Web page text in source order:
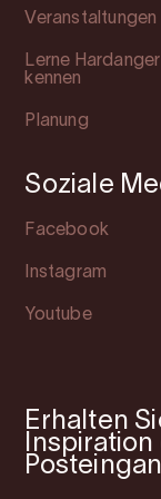
Veranstaltungen
Lerne Hardanger
kennen
Planung
Soziale
Facebook
Instagram
Youtube
Erhalten
Inspiration